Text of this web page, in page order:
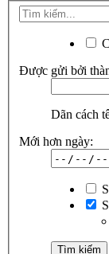
Được gửi bởi
Dãn cách
Mới hơn ngày: